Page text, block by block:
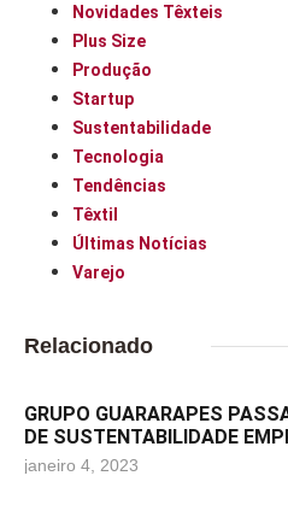
Novidades Têxteis
Plus Size
Produção
Startup
Sustentabilidade
Tecnologia
Tendências
Têxtil
Últimas Notícias
Varejo
Relacionado
GRUPO GUARARAPES
DE SUSTENTABILIDADE
janeiro 4, 2023